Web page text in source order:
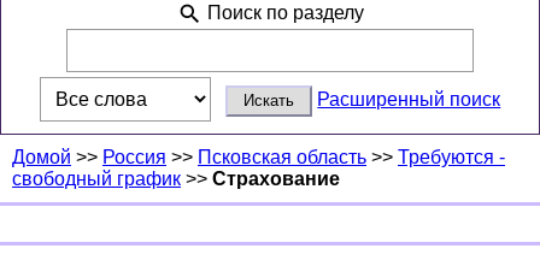
Поиск по разделу
Расширенный поиск
Домой >> Россия >> Псковская область >> Требуются -
свободный график >> Страхование